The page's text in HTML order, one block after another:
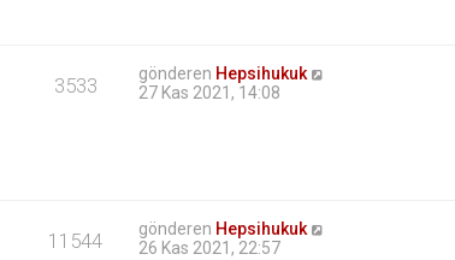
3533 gönderen Hepsihukuk
27 Kas 2021, 14:08
11544 gönderen Hepsihukuk
26 Kas 2021, 22:57